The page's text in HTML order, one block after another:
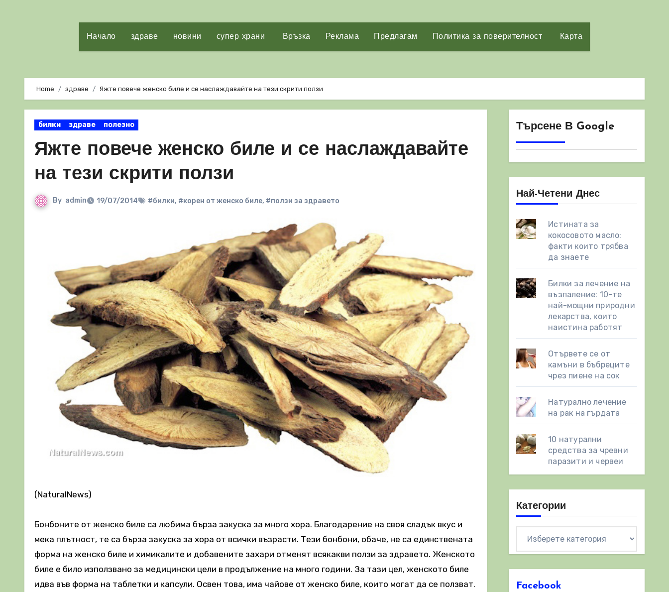
Начало здраве новини супер храни Връзка Реклама Предлагам Политика за поверителност Карта
Home здраве Яжте повече женско биле и се наслаждавайте на тези скрити ползи
билки здраве полезно
Яжте повече женско биле и се наслаждавайте
на тези скрити ползи
By admin 19/07/2014 #билки, #корен от женско биле, #ползи за здравето
(NaturalNews)
Бонбоните от женско биле са любима бърза закуска за много хора. Благодарение на своя сладък вкус и
мека плътност, те са бърза закуска за хора от всички възрасти. Тези бонбони, обаче, не са единствената
форма на женско биле и химикалите и добавените захари отменят всякакви ползи за здравето. Женското
биле е било използвано за медицински цели в продължение на много години. За тази цел, женското биле
идва във форма на таблетки и капсули. Освен това, има чайове от женско биле, които могат да се ползват.
Търсене В Google
Най-Четени Днес
Истината за
кокосовото масло:
факти които трябва
да знаете
Билки за лечение на
възпаление: 10-те
най-мощни природни
лекарства, които
наистина работят
Отървете се от
камъни в бъбреците
чрез пиене на сок
Натурално лечение
на рак на гърдата
10 натурални
средства за чревни
паразити и червеи
Категории
Facebook